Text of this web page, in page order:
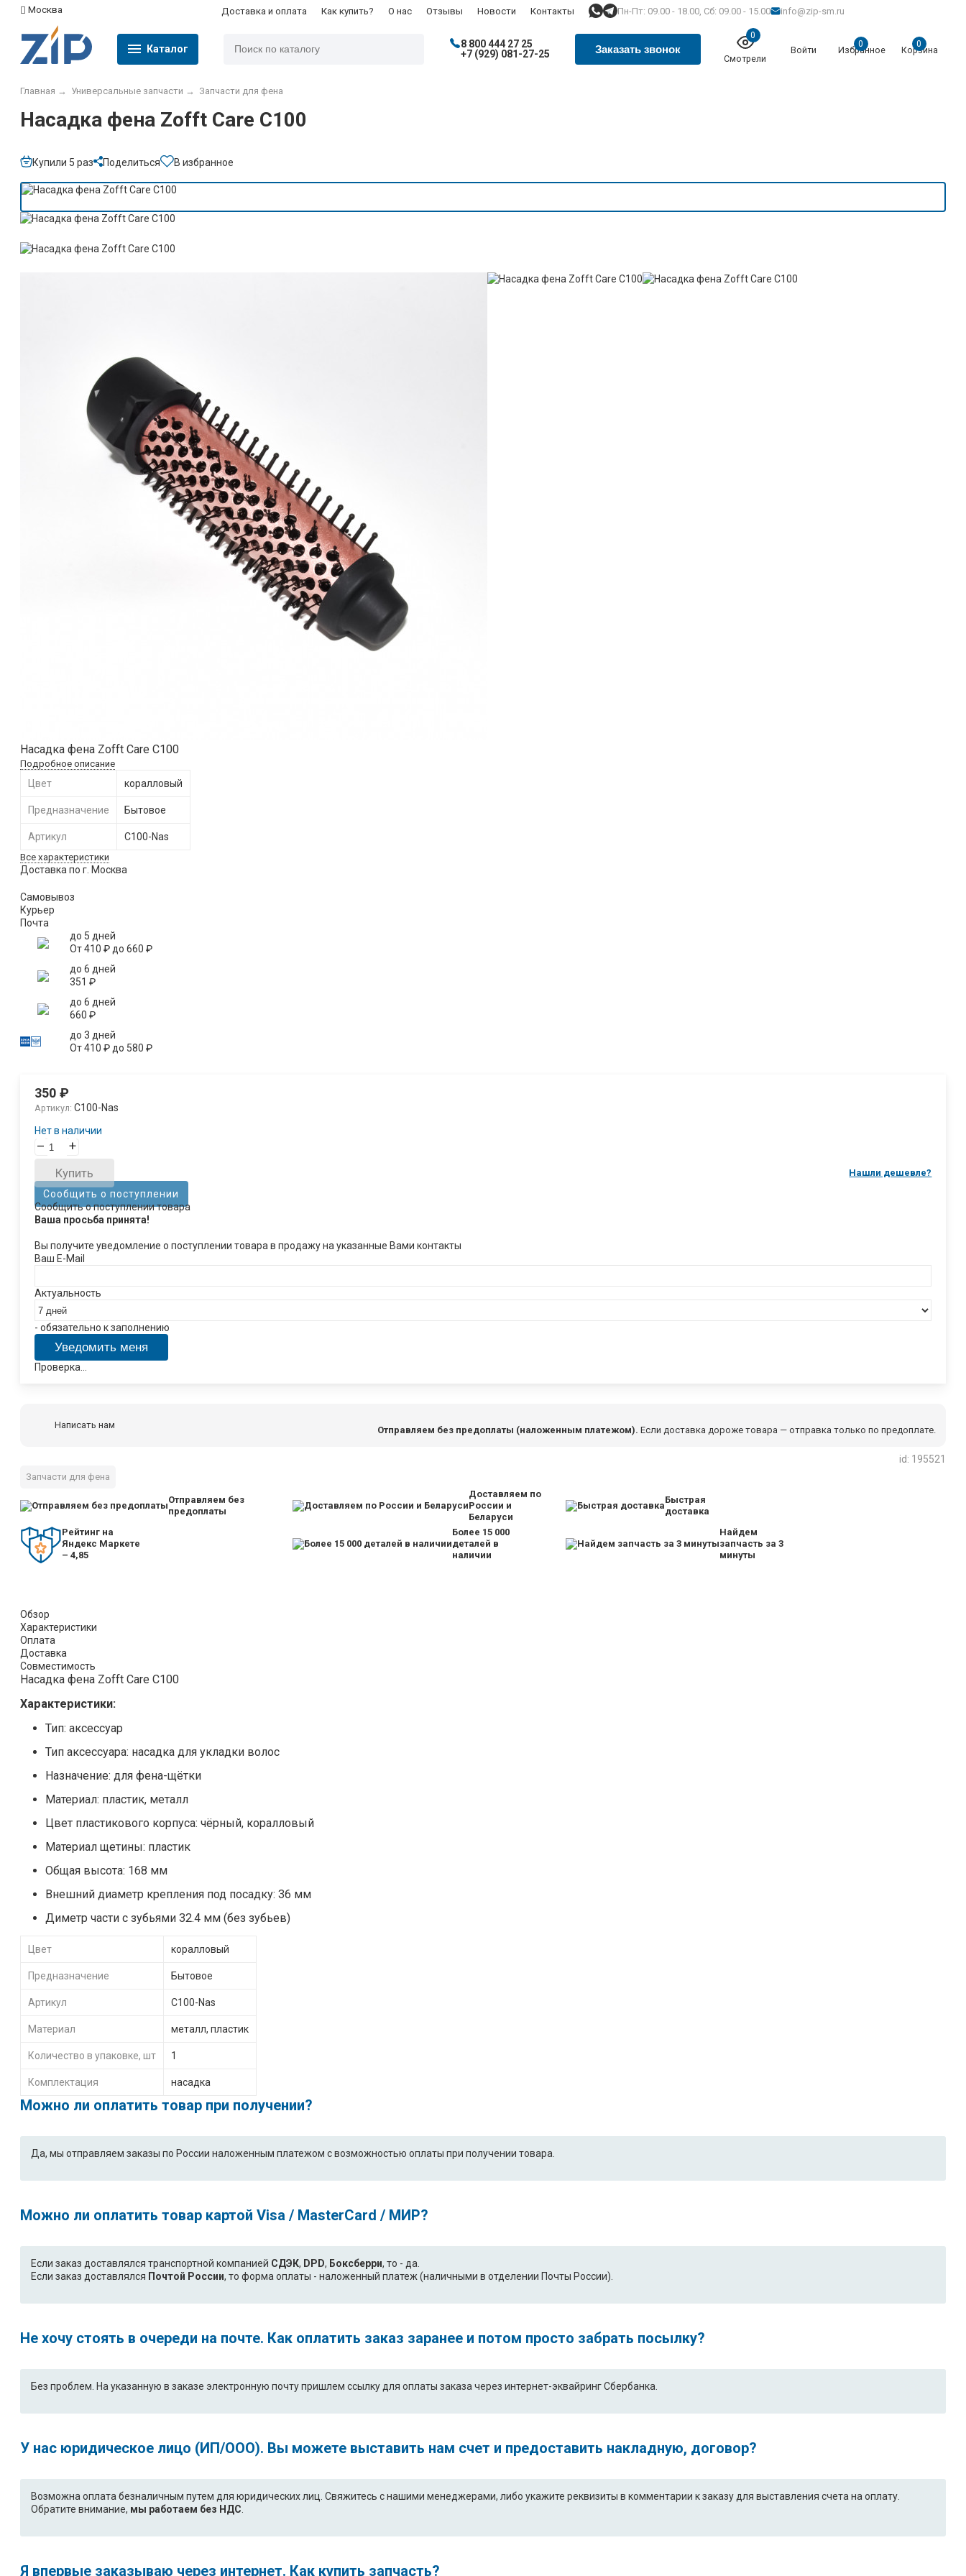
Москва Доставка и оплата Как купить? О нас Отзывы Новости Контакты Пн-Пт: 09.00 - 18.00, Сб: 09.00 - 15.00 info@zip-sm.ru
Каталог
8 800 444 27 25
+7 (929) 081-27-25
Заказать звонок
0
Смотрели
Войти
0
Избранное
0
Корзина
Главная → Универсальные запчасти → Запчасти для фена
Насадка фена Zofft Care С100
Купили 5 раз Поделиться В избранное
Насадка фена Zofft Care С100
Подробное описание
Цвет коралловый
Предназначение Бытовое
Артикул С100-Nas
Все характеристики
Доставка по г. Москва
Самовывоз
Курьер
Почта
до 5 дней
От410 ₽до 660 ₽
до 6 дней
351 ₽
до 6 дней
660 ₽
до 3 дней
От410 ₽до 580 ₽
350 ₽
Артикул: С100-Nas
Нет в наличии
– +
Купить Нашли дешевле?
Сообщить о поступлении
Сообщить о поступлении товара
Ваша просьба принята!
Вы получите уведомление о поступлении товара в продажу на указанные Вами контакты
Ваш E-Mail
Актуальность
- обязательно к заполнению
Проверка...
Написать нам Отправляем без предоплаты (наложенным платежом). Если доставка дороже товара — отправка только по предоплате.
id: 195521
Запчасти для фена
Отправляем без
предоплаты
Доставляем по
России и
Беларуси
Быстрая
доставка
Рейтинг на
Яндекс Маркете
– 4,85
Более 15 000
деталей в
наличии
Найдем
запчасть за 3
минуты
Обзор
Характеристики
Оплата
Доставка
Совместимость
Насадка фена Zofft Care С100
Характеристики:
Тип: аксессуар
Тип аксессуара: насадка для укладки волос
Назначение: для фена-щётки
Материал: пластик, металл
Цвет пластикового корпуса: чёрный, коралловый
Материал щетины: пластик
Общая высота: 168 мм
Внешний диаметр крепления под посадку: 36 мм
Диметр части с зубьями 32.4 мм (без зубьев)
Цвет коралловый
Предназначение Бытовое
Артикул С100-Nas
Материал металл, пластик
Количество в упаковке, шт 1
Комплектация насадка
Можно ли оплатить товар при получении?
Да, мы отправляем заказы по России наложенным платежом с возможностью оплаты при получении товара.
Можно ли оплатить товар картой Visa / MasterCard / МИР?
Если заказ доставлялся транспортной компанией СДЭК, DPD, Боксберри, то - да.
Если заказ доставлялся Почтой России, то форма оплаты - наложенный платеж (наличными в отделении Почты России).
Не хочу стоять в очереди на почте. Как оплатить заказ заранее и потом просто забрать посылку?
Без проблем. На указанную в заказе электронную почту пришлем ссылку для оплаты заказа через интернет-эквайринг Сбербанка.
У нас юридическое лицо (ИП/ООО). Вы можете выставить нам счет и предоставить накладную, договор?
Возможна оплата безналичным путем для юридических лиц. Свяжитесь с нашими менеджерами, либо укажите реквизиты в комментарии к заказу для выставления счета на оплату.
Обратите внимание, мы работаем без НДС.
Я впервые заказываю через интернет. Как купить запчасть?